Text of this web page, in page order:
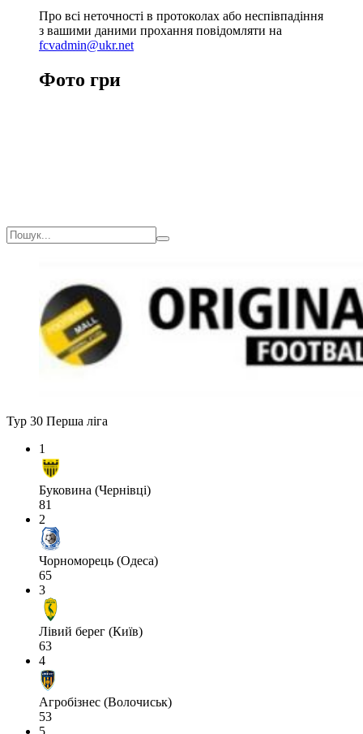
Про всі неточності в протоколах або неспівпадіння
з вашими даними прохання повідомляти на
fcvadmin@ukr.net
Фото гри
Тур 30 Перша ліга
1
Буковина (Чернівці)
81
2
Чорноморець (Одеса)
65
3
Лівий берег (Київ)
63
4
Агробізнес (Волочиськ)
53